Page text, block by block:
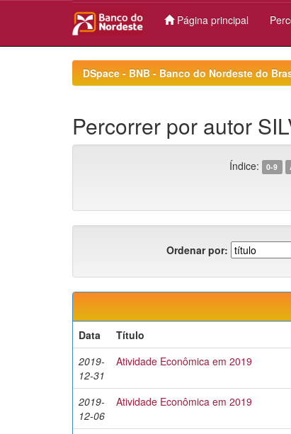
Página principal
DSpace - BNB - Banco do Nordeste do
Percorrer por autor
Índice: 0-9
Ordenar por:
Data
Título
2019-
12-31
Atividade Econômica em 2019
2019-
12-06
Atividade Econômica em 2019